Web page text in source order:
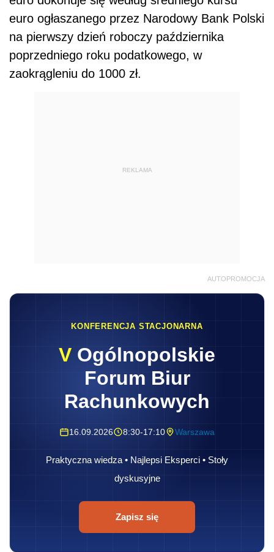
euro ogłaszanego przez Narodowy Bank Polski
na pierwszy dzień roboczy października
poprzedniego roku podatkowego, w
zaokrągleniu do 1000 zł.
REKLAMA
AUTOPROMOCJA
KONFERENCJA STACJONARNA
V Ogólnopolskie
Forum Biur
Rachunkowych
16.09.2026 8:30-17:10 Warszawa
Praktyczna wiedza • Najlepsi Eksperci • Stoły
dyskusyjne
Zapisz się